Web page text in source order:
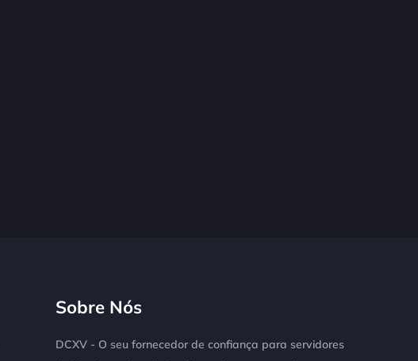
Sobre Nós
DCXV - O seu fornecedor de confiança para servidores